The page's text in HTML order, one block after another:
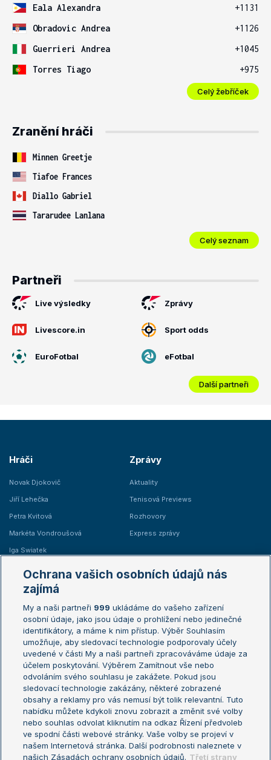
Eala Alexandra
+1131
Obradovic Andrea
+1126
Guerrieri Andrea
+1045
Torres Tiago
+975
Celý žebříček
Zranění hráči
Minnen Greetje
Tiafoe Frances
Diallo Gabriel
Tararudee Lanlana
Celý seznam
Partneři
Live výsledky Zprávy
Livescore.in Sport odds
EuroFotbal eFotbal
Další partneři
Hráči
Novak Djokovič
Jiří Lehečka
Petra Kvitová
Markéta Vondroušová
Iga Swiatek
Zprávy
Aktuality
Tenisová Previews
Rozhovory
Express zprávy
Žebříčky
Žebříček ATP (muži)
Žebříček WTA (ženy)
Sázkařský žebříček
Australian Open
French Open
Wimbledon
US Open
Turnaj mistrů
Turnaj mistryň
Aktualní trendy
Fotbalové přestupy
Livesport Daily
Ochrana vašich osobních údajů nás
zajímá
My a naši partneři 999 ukládáme do vašeho zařízení
osobní údaje, jako jsou údaje o prohlížení nebo jedinečné
identifikátory, a máme k nim přístup. Výběr Souhlasím
umožňuje, aby sledovací technologie podporovaly účely
uvedené v části My a naši partneři zpracováváme údaje za
účelem poskytování. Výběrem Zamítnout vše nebo
odvoláním svého souhlasu je zakážete. Pokud jsou
sledovací technologie zakázány, některé zobrazené
obsahy a reklamy pro vás nemusí být tolik relevantní. Tuto
nabídku můžete kdykoli znovu zobrazit a změnit své volby
nebo souhlas odvolat kliknutím na odkaz Řízení předvoleb
ve spodní části webové stránky. Vaše volby se projeví v
našem Internetová stránka. Další podrobnosti naleznete v
našich Zásadách ochrany osobních údajů. Třetí strany